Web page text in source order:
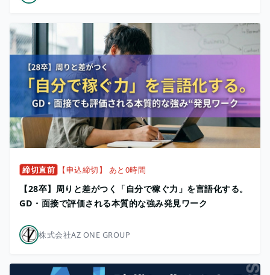
締切直前 【申込締切】 あと0時間
【28卒】周りと差がつく「自分で稼ぐ力」を言語化する。
GD・面接で評価される本質的な強み発見ワーク
株式会社AZ ONE GROUP